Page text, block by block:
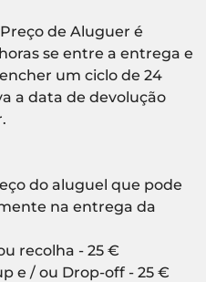
de Aluguer é
se entre a entrega e
um ciclo de 24
a data de devolução
do aluguel que pode
na entrega da
recolha - 25 €
e / ou Drop-off - 25 €